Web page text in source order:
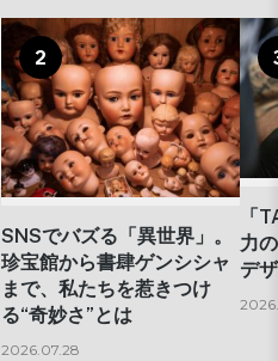
2
SNSでバズる「異世界」。
珍宝館から書肆ゲンシシャ
まで、私たちを惹きつけ
る“奇妙さ”とは
2026.07.28
「
力
デ